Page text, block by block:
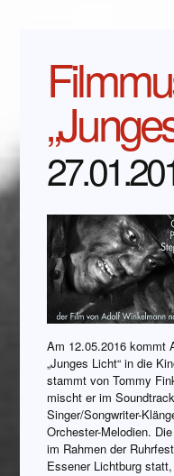
Am 12.05.2016 kommt
„Junges Licht“ in die
stammt von Tommy
mischt er im
Singer/Songwriter-
Orchester-Melodien.
im Rahmen der
Essener Lichtburg